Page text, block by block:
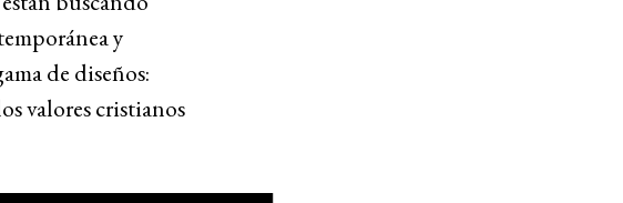
y
de diseños:
valores cristianos